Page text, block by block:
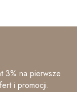
3% na pierwsze
i promocji.